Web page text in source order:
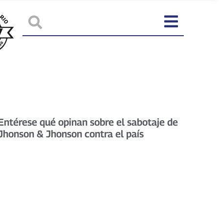
qué opinan sobre el sabotaje de
& Jhonson contra el país